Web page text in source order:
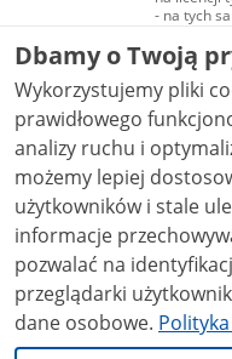
- na tych
Materiały
audio i
Creative
NC-ND
Dbamy o Twoją
Wykorzystujemy pliki
prawidłowego
analizy ruchu i optymalizacji
możemy lepiej
użytkowników i stale ulepszać
informacje
pozwalać na
przeglądarki
dane osobowe.